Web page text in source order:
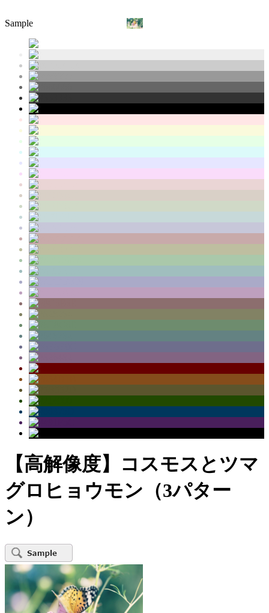
Sample
【高解像度】コスモスとツマ
グロヒョウモン（3パター
ン）